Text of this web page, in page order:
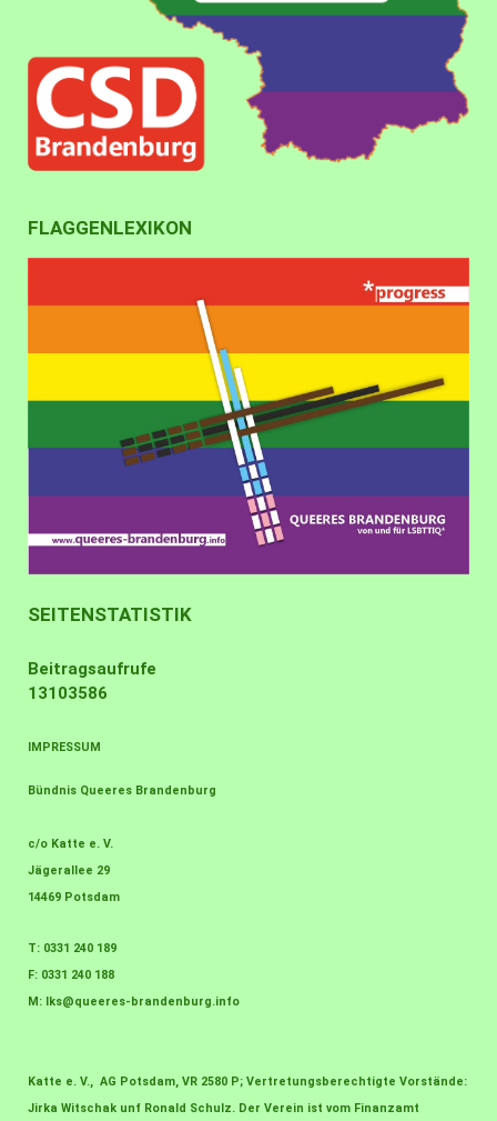
FLAGGENLEXIKON
SEITENSTATISTIK
Beitragsaufrufe
13103586
IMPRESSUM
Bündnis Queeres Brandenburg
c/o Katte e. V.
Jägerallee 29
14469 Potsdam
T: 0331 240 189
F: 0331 240 188
M:
lks@queeres-brandenburg.info
Katte e. V., AG Potsdam, VR 2580 P; Vertretungsberechtigte Vorstände:
Jirka Witschak unf Ronald Schulz. Der Verein ist vom Finanzamt